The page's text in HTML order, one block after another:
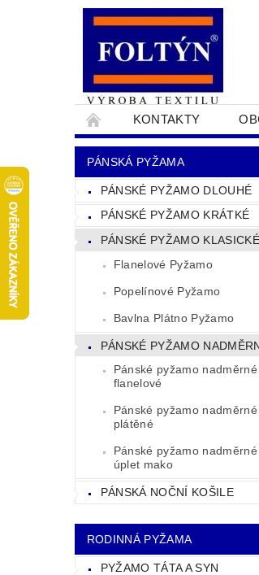
KONTAKTY
PRO OBCHODNÍKY
PÁNSKÁ PYŽAMA
PÁNSKÉ PYŽAMO DLOUHÉ
PÁNSKÉ PYŽAMO KRÁTKÉ
PÁNSKÉ PYŽAMO KLASICKÉ
Flanelové Pyžamo
Popelínové Pyžamo
Bavlna Plátno Pyžamo
PÁNSKÉ PYŽAMO
Pánské pyžamo nadměrné
flanelové
Pánské pyžamo nadměrné
plátěné
Pánské pyžamo nadměrné
úplet mako
PÁNSKÁ NOČNÍ KOŠILE
RODINNÁ PYŽAMA
PYŽAMO TÁTA A SYN